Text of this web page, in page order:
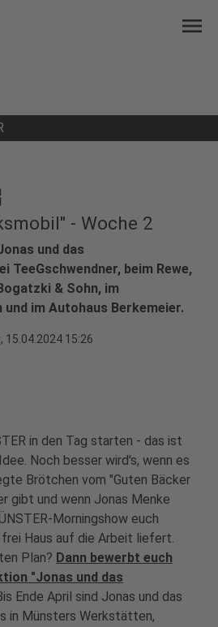
menu
- Woche 2
und das
TeeGschwendner, beim Rewe,
& Sohn, im
im Autohaus Berkemeier.
15.04.2024 15:26
in den Tag starten - das ist
Noch besser wird's, wenn es
Brötchen vom "Guten Bäcker
gibt und wenn Jonas Menke
Morningshow euch
Haus auf die Arbeit liefert.
Plan? Dann bewerbt euch
"Jonas und das
Ende April sind Jonas und das
in Münsters Werkstätten,